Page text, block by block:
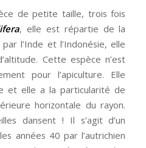
de petite taille, trois fois
, elle est répartie de la
l’Inde et l’Indonésie, elle
Cette espèce n’est
pour l’apiculture. Elle
et elle a la particularité de
horizontale du rayon.
dansent ! Il s’agit d’un
années 40 par l’autrichien